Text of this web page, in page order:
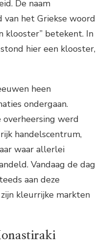
De naam
van het Griekse woord
klooster” betekent. In
hier een klooster,
heen
ondergaan.
overheersing werd
handelscentrum,
waar allerlei
Vandaag de dag
aan deze
kleurrijke markten